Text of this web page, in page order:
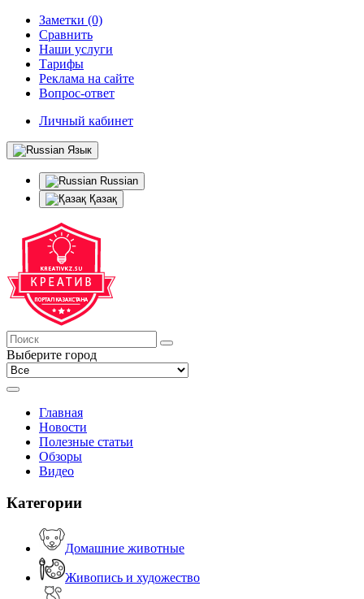
Заметки (0)
Сравнить
Наши услуги
Тарифы
Реклама на сайте
Вопрос-ответ
Личный кабинет
Язык
Russian
Қазақ
Выберите город
Главная
Новости
Полезные статьи
Обзоры
Видео
Категории
Домашние животные
Живопись и художество